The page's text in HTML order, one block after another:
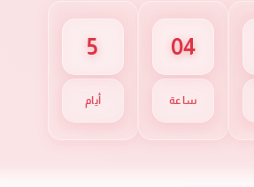
5
أيام
04
ساعة